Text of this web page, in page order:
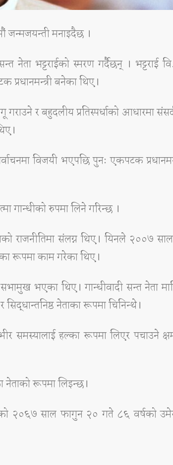
जन्मजयन्ती मनाइदैछ ।
नेता भट्टराईको स्मरण गर्दैछन् । भट्टराई
प्रधानमन्त्री बनेका थिए।
र बहुदलीय प्रतिस्पर्धाको आधारमा
विजयी भएपछि पुनः एकपटक
गान्धीको रुपमा लिने गरिन्छ ।
राजनीतिमा संलग्न थिए। यिनले २००७
रूपमा काम गरेका थिए।
भएका थिए। गान्धीवादी सन्त नेता
सिद्धान्तनिष्ठ नेताका रूपमा चिनिन्थे।
समस्यालाई हल्का रूपमा लिएर पचाउने
नेताको रूपमा लिइन्छ।
२०६७ साल फागुन २० गते ८६ वर्षको